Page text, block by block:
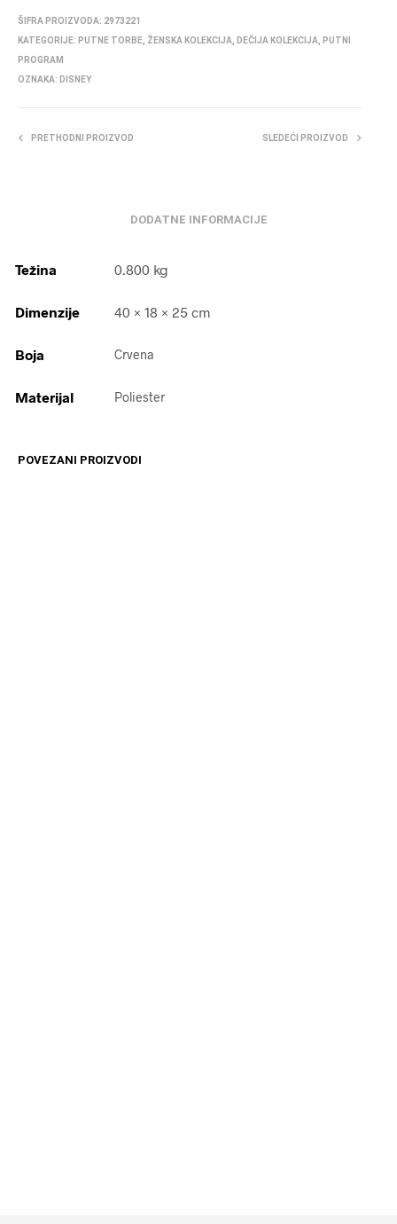
ŠIFRA PROIZVODA: 2973221
KATEGORIJE: PUTNE TORBE ŽENSKA KOLEKCIJA DEČIJA KOLEKCIJA
PUTNI
PROGRAM
OZNAKA: DISNEY
PRETHODNI PROIZVOD SLEDEĆI PROIZVOD
DODATNE INFORMACIJE
Težina 0.800 kg
Dimenzije 40 × 18 × 25 cm
Boja Crvena
Materijal Poliester
POVEZANI PROIZVODI